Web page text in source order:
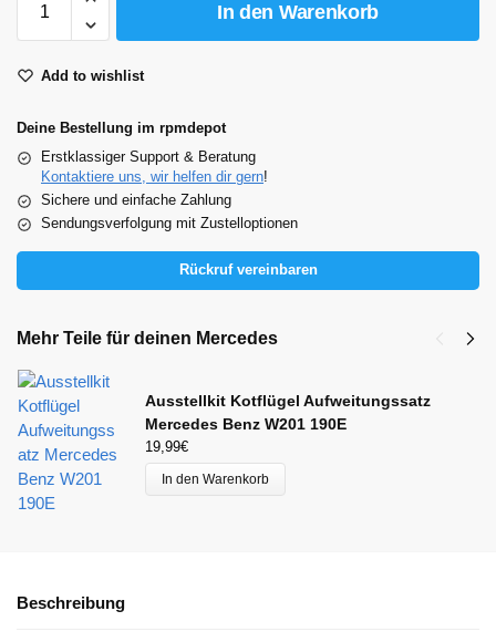
In den Warenkorb
Add to wishlist
Deine Bestellung im rpmdepot
Erstklassiger Support & Beratung
Kontaktiere uns, wir helfen dir gern!
Sichere und einfache Zahlung
Sendungsverfolgung mit Zustelloptionen
Rückruf vereinbaren
Mehr Teile für deinen Mercedes
Ausstellkit Kotflügel Aufweitungssatz
Mercedes Benz W201 190E
19,99€
In den Warenkorb
Beschreibung